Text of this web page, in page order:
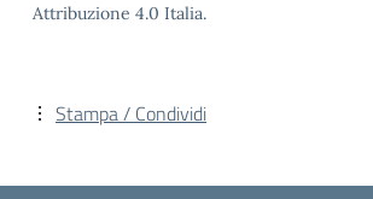
Attribuzione 4.0 Italia.
Stampa / Condividi